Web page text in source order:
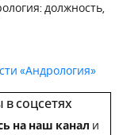
должность,
«Андрология»
соцсетях
на наш канал и